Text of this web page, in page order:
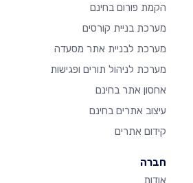
הקמת פורום בחינם
מערכת בניית קורסים
מערכת לבניית אתר מסעדה
מערכת לניהול תורים ופגישות
אחסון אתר בחינם
עיצוב אתרים בחינם
קידום אתרים
חברה
אודות